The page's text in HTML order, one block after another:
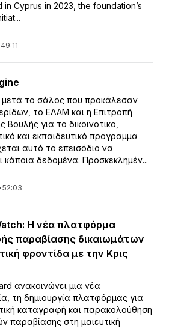
Cyprus in 2023, the foundation’s
49:11
μετά το σάλος που προκάλεσαν
το ΕΛΑΜ και η Επιτροπή
Βουλής για το δικοινοτικο,
και εκπαιδευτικό προγραμμα
αυτό το επεισόδιο να
κάποια δεδομένα. Προσκεκλημέν...
52:03
Η νέα πλατφόρμα
παραβίασης δικαιωμάτων
φροντίδα με την Κρις
ανακοινώνει μια νέα
τη δημιουργία πλατφόρμας για
καταγραφή και παρακολούθηση
παραβίασης στη μαιευτική